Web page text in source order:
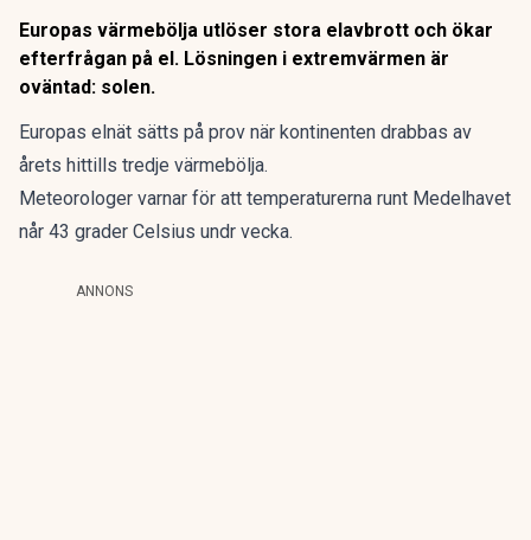
Europas värmebölja utlöser stora elavbrott och ökar
efterfrågan på el. Lösningen i extremvärmen är
oväntad: solen.
Europas elnät sätts på prov när kontinenten drabbas av
årets hittills tredje värmebölja.
Meteorologer varnar för att temperaturerna runt Medelhavet
når 43 grader Celsius undr vecka.
ANNONS